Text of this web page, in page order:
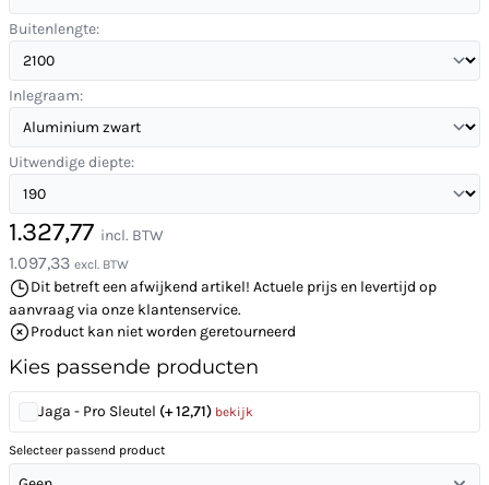
Buitenlengte:
Inlegraam:
Uitwendige diepte:
1.327,77 incl. BTW
1.097,33 excl. BTW
Dit betreft een afwijkend artikel! Actuele prijs en levertijd op
aanvraag via onze klantenservice.
Product kan niet worden geretourneerd
Kies passende producten
Jaga - Pro Sleutel (+ 12,71) bekijk
Selecteer passend product